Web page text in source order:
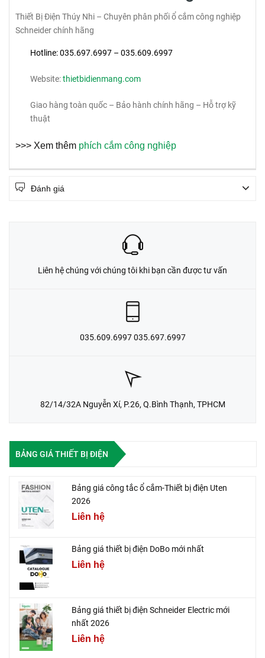
Thiết Bị Điện Thúy Nhi – Chuyên phân phối ổ cắm công nghiệp
Schneider chính hãng
Hotline: 035.697.6997 – 035.609.6997
Website:thietbidienmang.com
Giao hàng toàn quốc – Bảo hành chính hãng – Hỗ trợ kỹ
thuật
>>> Xem thêm phích cắm công nghiệp
Đánh giá
Liên hệ chúng với chúng tôi khi bạn cần được tư vấn
035.609.6997 035.697.6997
82/14/32A Nguyễn Xí, P.26, Q.Bình Thạnh, TPHCM
BẢNG GIÁ THIẾT BỊ ĐIỆN
Bảng giá công tắc ổ cắm-Thiết bị điện Uten
2026
Liên hệ
Bảng giá thiết bị điện DoBo mới nhất
Liên hệ
Bảng giá thiết bị điện Schneider Electric mới
nhất 2026
Liên hệ